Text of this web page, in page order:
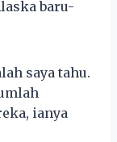
baru-
saya tahu.
ianya